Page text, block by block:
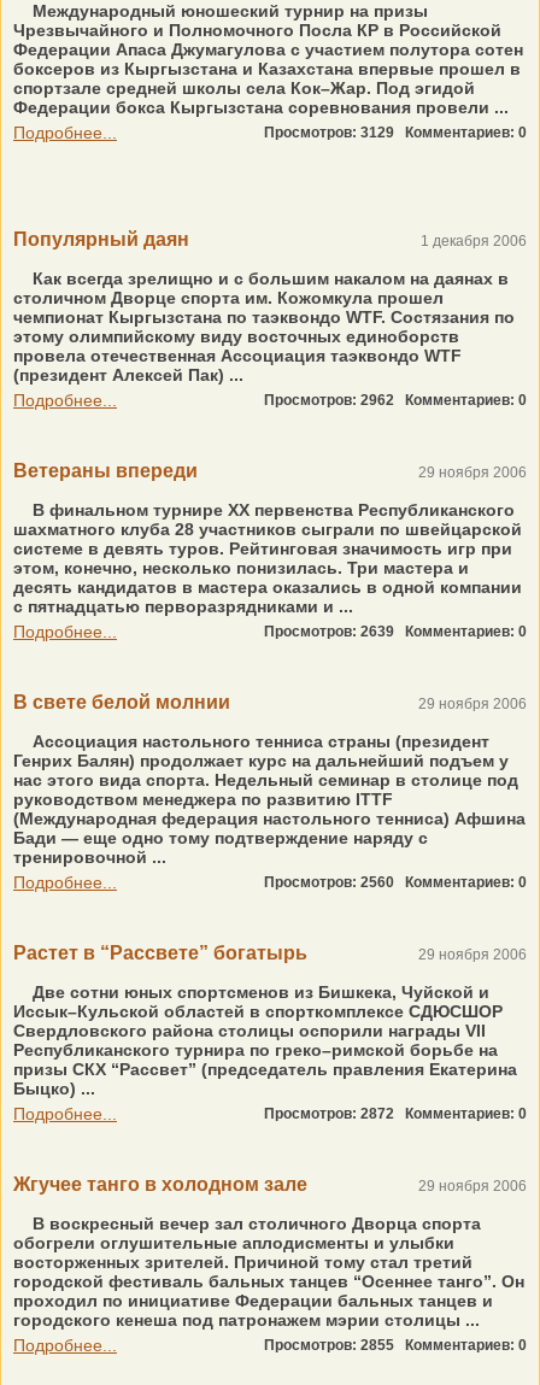
Международный юношеский турнир на призы
Чрезвычайного и Полномочного Посла КР в Российской
Федерации Апаса Джумагулова с участием полутора сотен
боксеров из Кыргызстана и Казахстана впервые прошел в
спортзале средней школы села Кок–Жар. Под эгидой
Федерации бокса Кыргызстана соревнования провели ...
Подробнее...
Просмотров: 3129 Комментариев: 0
Популярный даян 1 декабря 2006
Как всегда зрелищно и с большим накалом на даянах в
столичном Дворце спорта им. Кожомкула прошел
чемпионат Кыргызстана по таэквондо WTF. Состязания по
этому олимпийскому виду восточных единоборств
провела отечественная Ассоциация таэквондо WTF
(президент Алексей Пак) ...
Подробнее...
Просмотров: 2962 Комментариев: 0
Ветераны впереди 29 ноября 2006
В финальном турнире XX первенства Республиканского
шахматного клуба 28 участников сыграли по швейцарской
системе в девять туров. Рейтинговая значимость игр при
этом, конечно, несколько понизилась. Три мастера и
десять кандидатов в мастера оказались в одной компании
с пятнадцатью перворазрядниками и ...
Подробнее...
Просмотров: 2639 Комментариев: 0
В свете белой молнии 29 ноября 2006
Ассоциация настольного тенниса страны (президент
Генрих Балян) продолжает курс на дальнейший подъем у
нас этого вида спорта. Недельный семинар в столице под
руководством менеджера по развитию ITTF
(Международная федерация настольного тенниса) Афшина
Бади — еще одно тому подтверждение наряду с
тренировочной ...
Подробнее...
Просмотров: 2560 Комментариев: 0
Растет в “Рассвете” богатырь 29 ноября 2006
Две сотни юных спортсменов из Бишкека, Чуйской и
Иссык–Кульской областей в спорткомплексе СДЮСШОР
Свердловского района столицы оспорили награды VII
Республиканского турнира по греко–римской борьбе на
призы СКХ “Рассвет” (председатель правления Екатерина
Быцко) ...
Подробнее...
Просмотров: 2872 Комментариев: 0
Жгучее танго в холодном зале 29 ноября 2006
В воскресный вечер зал столичного Дворца спорта
обогрели оглушительные аплодисменты и улыбки
восторженных зрителей. Причиной тому стал третий
городской фестиваль бальных танцев “Осеннее танго”. Он
проходил по инициативе Федерации бальных танцев и
городского кенеша под патронажем мэрии столицы ...
Подробнее...
Просмотров: 2855 Комментариев: 0